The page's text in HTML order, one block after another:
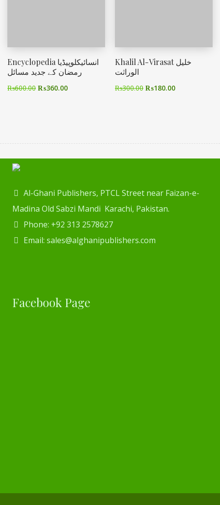
Encyclopedia انسائیکلوپیڈیا
رمضان کے جدید مسائل
₨600.00 ₨360.00
Khalil Al-Virasat خلیل
الوراثت
₨300.00 ₨180.00
Al-Ghani Publishers, PTCL Street near Faizan-e-
Madina Old Sabzi Mandi Karachi, Pakistan.
Phone: +92 313 2578627
Email: sales@alghanipublishers.com
Facebook Page